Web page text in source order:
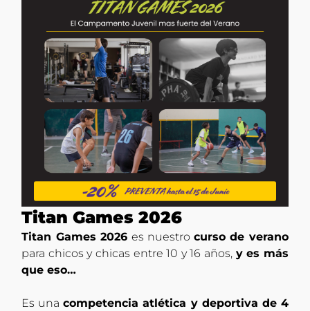
Titan Games 2026
Titan Games 2026 es nuestrocurso de verano
para chicos y chicas entre 10 y 16 años, y es más
que eso…
Es unacompetencia atlética y deportiva de 4